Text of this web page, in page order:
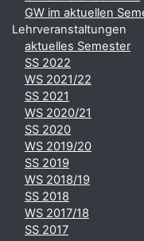
GW im aktuellen
Lehrveranstaltungen
aktuelles Semester
SS 2022
WS 2021/22
SS 2021
WS 2020/21
SS 2020
WS 2019/20
SS 2019
WS 2018/19
SS 2018
WS 2017/18
SS 2017